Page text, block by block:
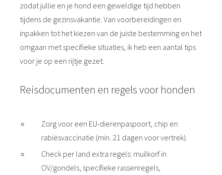
zodat jullie en je hond een geweldige tijd hebben
tijdens de gezinsvakantie. Van voorbereidingen en
inpakken tot het kiezen van de juiste bestemming en het
omgaan met specifieke situaties, ik heb een aantal tips
voor je op een rijtje gezet.
Reisdocumenten en regels voor honden
Zorg voor een EU-dierenpaspoort, chip en
rabiësvaccinatie (min. 21 dagen voor vertrek).
Check per land extra regels: muilkorf in
OV/gondels, specifieke rassenregels,